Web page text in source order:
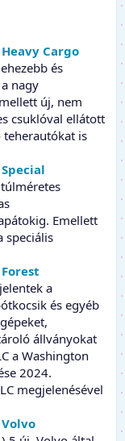
Cargo
és
nagy
új, nem
csuklóval ellátott
teherautókat is
Emellett
speciális
a
és egyéb
állványokat
a Washington
2024.
megjelenésével